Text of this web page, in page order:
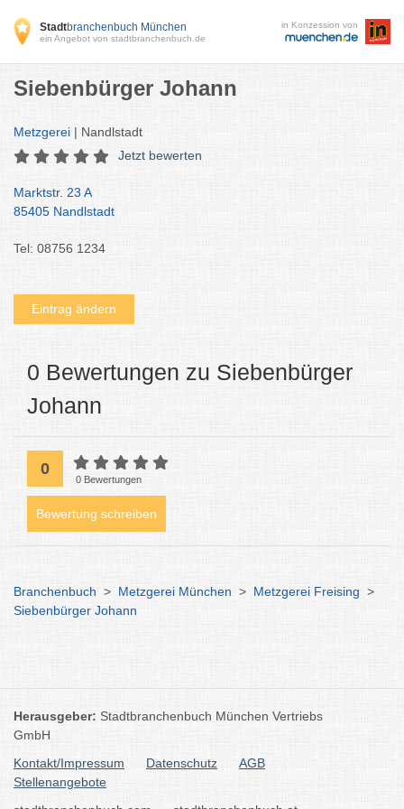
Stadtbranchenbuch München
ein Angebot von stadtbranchenbuch.de
in Konzession von
Siebenbürger Johann
Metzgerei | Nandlstadt
Jetzt bewerten
Marktstr. 23 A
85405 Nandlstadt
Tel: 08756 1234
Eintrag ändern
0 Bewertungen zu Siebenbürger
Johann
0
0 Bewertungen
Bewertung schreiben
Branchenbuch > Metzgerei München > Metzgerei Freising >
Siebenbürger Johann
Herausgeber: Stadtbranchenbuch München Vertriebs
GmbH
Kontakt/Impressum
Datenschutz
AGB
Stellenangebote